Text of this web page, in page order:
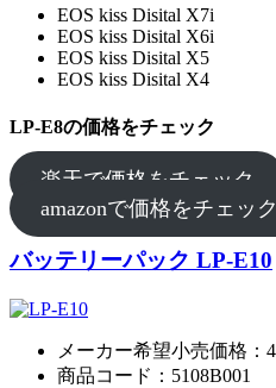
EOS kiss Disital X7i
EOS kiss Disital X6i
EOS kiss Disital X5
EOS kiss Disital X4
LP-E8の価格をチェック
楽天で価格をチェック
amazonで価格をチェック
バッテリーパック LP-E10
メーカー希望小売価格：
商品コード：5108B001